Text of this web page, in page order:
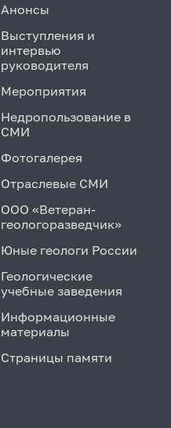
Анонсы
Выступления и
интервью
руководителя
Мероприятия
Недропользование в
СМИ
Фотогалерея
Отраслевые СМИ
ООО «Ветеран-
геологоразведчик»
Юные геологи России
Геологические
учебные заведения
Информационные
материалы
Страницы памяти